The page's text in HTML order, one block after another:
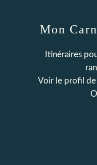
Mon
Itinéraires
Voir le profil de